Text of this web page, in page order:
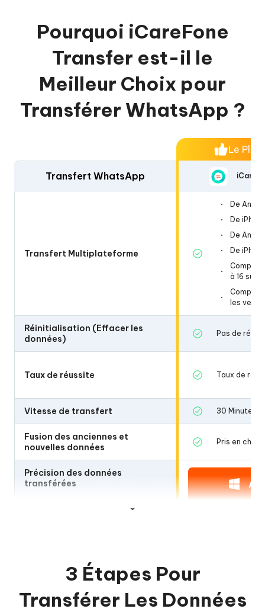
Pourquoi iCareFone
Transfer est-il le
Meilleur Choix pour
Transférer WhatsApp ?
Transfert WhatsApp
Transfert Multiplateforme
De
De
De
De
à 16 sur
les
Réinitialisation (Effacer les
données)
Pas de
Taux de réussite Taux de
Vitesse de transfert 30 Minutes
Fusion des anciennes et
nouvelles données
Pris en
Précision des données
transférées
vos données
Le Plus
De
De
De
De
à 16 sur
les
Pas de
Taux de
30 Minutes
Pris en
3 Étapes Pour
Transférer Les Données